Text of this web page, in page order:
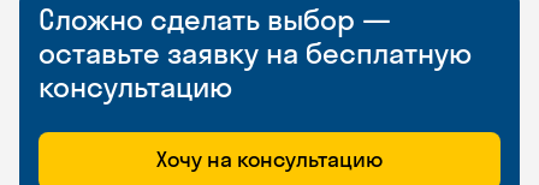
Сложно сделать выбор —
оставьте заявку на бесплатную
консультацию
Хочу на консультацию